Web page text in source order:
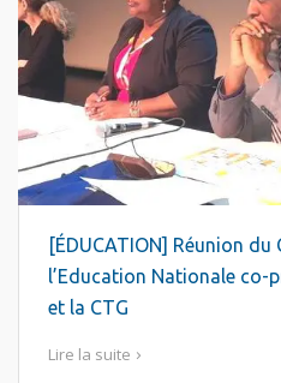
[ÉDUCATION] Réunion
l’Education Nationale co-
et la CTG
Lire la suite